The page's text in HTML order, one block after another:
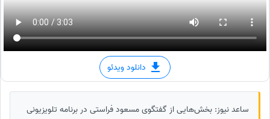
دانلود ویدئو
ساعد نیوز: بخش‌هایی از گفتگوی مسعود فراستی در برنامه تلویزیونی